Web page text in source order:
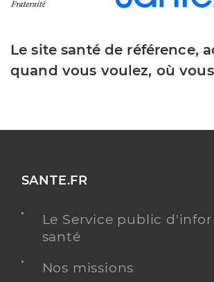
Le site santé de référence,
quand vous voulez, où
SANTE.FR
Le Service public
santé
Nos missions